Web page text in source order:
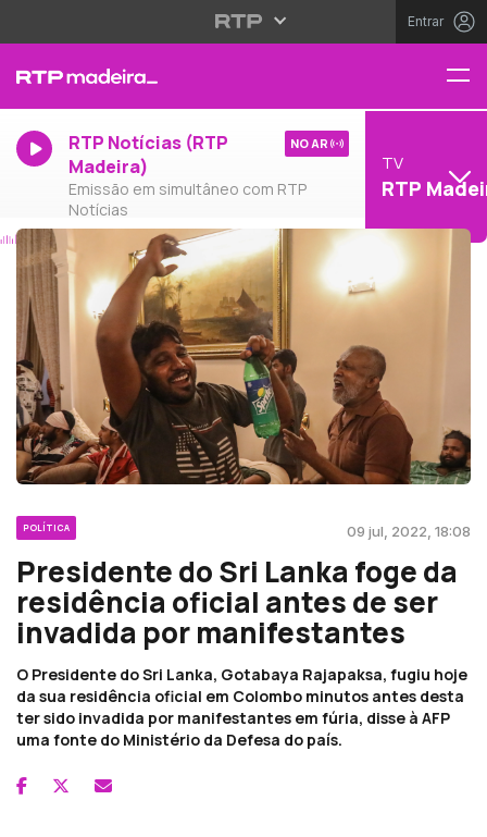
Entrar
RTP Notícias (RTP
Madeira)
Emissão em simultâneo com RTP
Notícias
NO AR
TV
RTP
POLÍTICA 09 jul, 2022, 18:08
Presidente do Sri Lanka foge da
residência oficial antes de ser
invadida por manifestantes
O Presidente do Sri Lanka, Gotabaya Rajapaksa, fugiu hoje
da sua residência oficial em Colombo minutos antes desta
ter sido invadida por manifestantes em fúria, disse à AFP
uma fonte do Ministério da Defesa do país.